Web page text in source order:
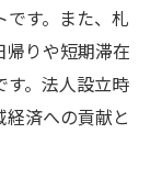
す。また、札
帰りや短期滞在
。法人設立時
済への貢献と